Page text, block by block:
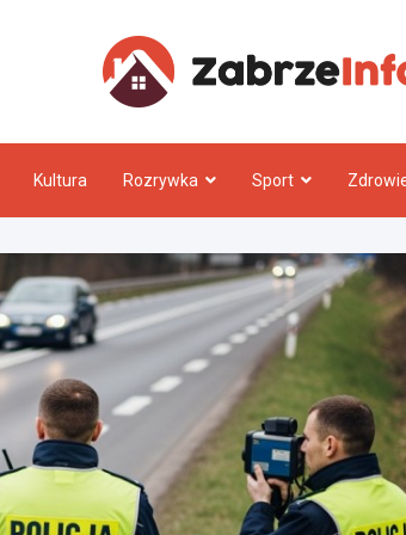
Kultura Rozrywka Sport